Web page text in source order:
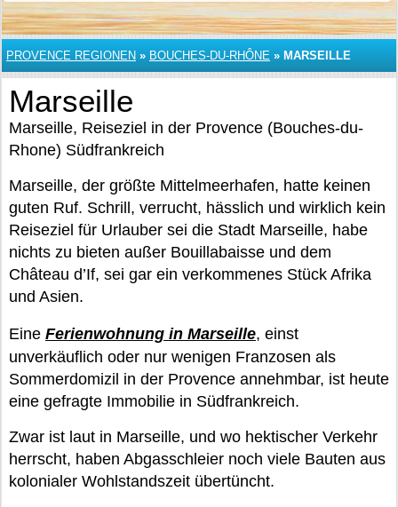
PROVENCE REGIONEN » BOUCHES-DU-RHÔNE » MARSEILLE
Marseille
Marseille, Reiseziel in der Provence (Bouches-du-
Rhone) Südfrankreich
Marseille, der größte Mittelmeerhafen, hatte keinen
guten Ruf. Schrill, verrucht, hässlich und wirklich kein
Reiseziel für Urlauber sei die Stadt Marseille, habe
nichts zu bieten außer Bouillabaisse und dem
Château d’If, sei gar ein verkommenes Stück Afrika
und Asien.
Eine Ferienwohnung in Marseille, einst
unverkäuflich oder nur wenigen Franzosen als
Sommerdomizil in der Provence annehmbar, ist heute
eine gefragte Immobilie in Südfrankreich.
Zwar ist laut in Marseille, und wo hektischer Verkehr
herrscht, haben Abgasschleier noch viele Bauten aus
kolonialer Wohlstandszeit übertüncht.